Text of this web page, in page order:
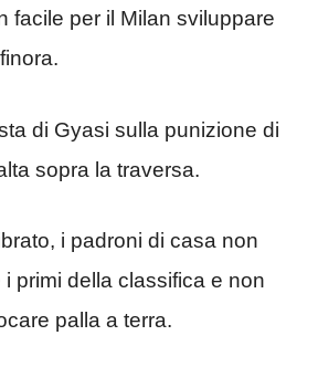
facile per il Milan sviluppare
di Gyasi sulla punizione di
sopra la traversa.
i padroni di casa non
primi della classifica e non
palla a terra.